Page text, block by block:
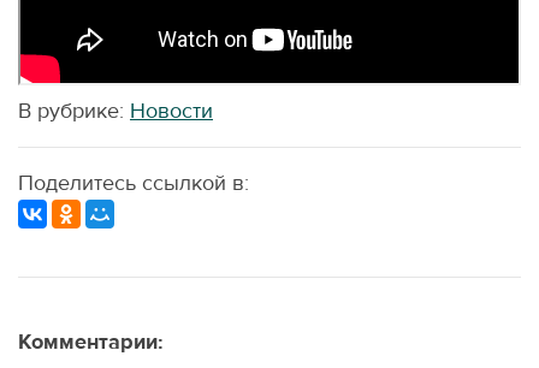
В рубрике: Новости
Поделитесь ссылкой в:
Комментарии: